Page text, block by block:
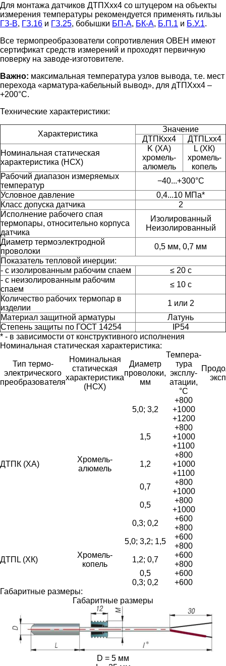
Для монтажа датчиков ДТПХхх4 со штуцером на объекты
измерения температуры рекомендуется применять гильзы
ГЗ-В, ГЗ.16 и ГЗ.25, бобышки БП-А, БК-А, Б.П.1 и Б.У.1.
Все термопреобразователи сопротивления ОВЕН имеют
сертификат средств измерений и проходят первичную
поверку на заводе-изготовителе.
Важно: максимальная температура узлов вывода, т.е. мест
перехода «арматура-кабельный вывод», для дТПХхх4 –
+200°С.
Технические характеристики:
Характеристика
Значение
ДТПКхх4
ДТПLхх4
Номинальная статическая
характеристика (НСХ)
K (ХА)
хромель-
алюмель
L (ХК)
хромель-
копель
Рабочий диапазон измеряемых
температур
−40...+300°С
Условное давление
0,4...10 МПа*
Класс допуска датчика
2
Исполнение рабочего спая
термопары, относительно корпуса
датчика
Изолированный
Неизолированный
Диаметр термоэлектродной
проволоки
0,5 мм, 0,7 мм
Показатель тепловой инерции:
- с изолированным рабочим спаем
≤ 20 с
- с неизолированным рабочим
спаем
≤ 10 с
Количество рабочих термопар в
изделии
1 или 2
Материал защитной арматуры
Латунь
Степень защиты по ГОСТ 14254
IP54
* - в зависимости от конструктивного исполнения
Номинальная статическая характе­ристика:
Тип термо­
электри­ческого
преобразователя
Номинальная
статическая
характеристика
(НСХ)
Диаметр
проволоки,
мм
Темпера­
тура
эксплу­
атации,
°С
ДТПК (ХА)
Хромель-
алюмель
5,0; 3,2
+800
+1000
+1200
1,5
+800
+1000
+1100
1,2
+800
+1000
+1100
0,7
+800
+1000
0,5
+800
+1000
0,3; 0,2
+600
+800
ДТПL (ХК)
Хромель-
копель
5,0; 3,2; 1,5
+600
+800
1,2; 0,7
+600
+800
0,5
+600
0,3; 0,2
+600
Габаритные размеры:
Габаритные размеры
D = 5 мм